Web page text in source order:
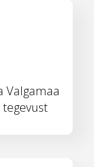
Valgamaa
tegevust